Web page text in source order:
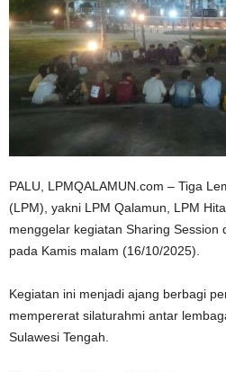
PALU, LPMQALAMUN.com – Tiga
(LPM), yakni LPM Qalamun, LPM
menggelar kegiatan Sharing Session
pada Kamis malam (16/10/2025).
Kegiatan ini menjadi ajang berbagi
mempererat silaturahmi antar
Sulawesi Tengah.